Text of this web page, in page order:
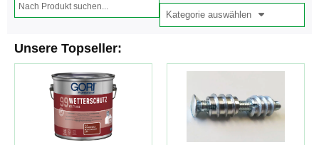
Kategorie auswählen
Unsere Topseller: